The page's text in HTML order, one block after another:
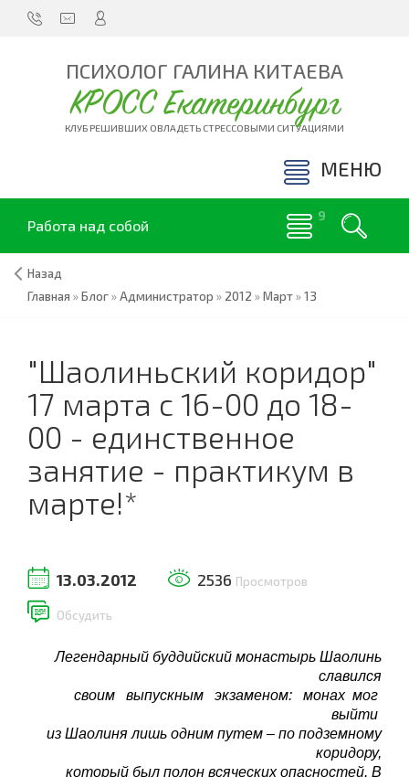
ПСИХОЛОГ ГАЛИНА КИТАЕВА
КРОСС Екатеринбург
КЛУБ РЕШИВШИХ ОВЛАДЕТЬ СТРЕССОВЫМИ СИТУАЦИЯМИ
МЕНЮ
Работа над собой
Назад
Главная »Блог»Администратор » 2012 »Март»13
"Шаолиньский коридор"
17 марта с 16-00 до 18-
00 - единственное
занятие - практикум в
марте!*
13.03.2012 2536 Просмотров
Обсудить
Легендарный буддийский монастырь Шаолинь
славился
своим выпускным экзаменом: монах мог
выйти
из Шаолиня лишь одним путем – по подземному
коридору,
который был полон всяческих опасностей. В